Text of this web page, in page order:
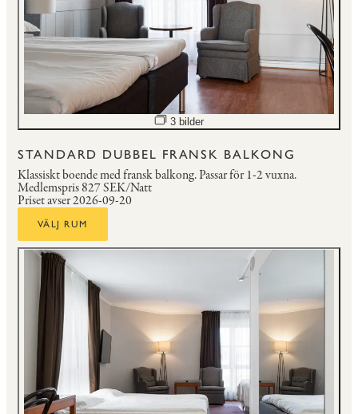
Öppna bildspel
3 bilder
STANDARD DUBBEL FRANSK BALKONG
Klassiskt boende med fransk balkong.Passar för 1-2 vuxna.
Medlemspris827 SEK/Natt
Priset avser 2026-09-20
VÄLJ RUM